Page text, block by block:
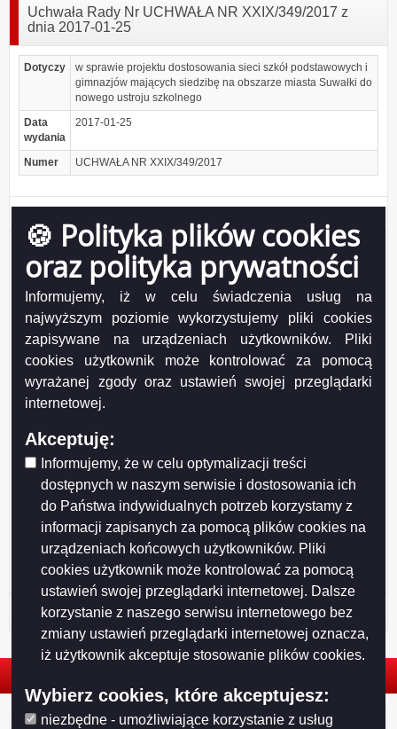
🍪 Polityka plików cookies
oraz polityka prywatności
Informujemy, iż w celu świadczenia usług na
najwyższym poziomie wykorzystujemy pliki cookies
zapisywane na urządzeniach użytkowników. Pliki
cookies użytkownik może kontrolować za pomocą
wyrażanej zgody oraz ustawień swojej przeglądarki
internetowej.
Akceptuję:
Informujemy, że w celu optymalizacji treści
dostępnych w naszym serwisie i dostosowania ich
do Państwa indywidualnych potrzeb korzystamy z
informacji zapisanych za pomocą plików cookies na
urządzeniach końcowych użytkowników. Pliki
cookies użytkownik może kontrolować za pomocą
ustawień swojej przeglądarki internetowej. Dalsze
korzystanie z naszego serwisu internetowego bez
zmiany ustawień przeglądarki internetowej oznacza,
iż użytkownik akceptuje stosowanie plików cookies.
Wybierz cookies, które akceptujesz:
niezbędne - umożliwiające korzystanie z usług
Uchwała Rady Nr UCHWAŁA NR XXIX/349/2017 z
dnia 2017-01-25
Dotyczy
w sprawie projektu dostosowania sieci szkół podstawowych i
gimnazjów mających siedzibę na obszarze miasta Suwałki do
nowego ustroju szkolnego
Data
wydania
2017-01-25
Numer UCHWAŁA NR XXIX/349/2017
załącznika
XXIX
349
2017
szkół.pdf
Udostępniający:Urząd Miejski w Suwałkach
Wytwarzający/odpowiadający:Elżbieta Polańska
Data wytworzenia:
2017-01-25
Wprowadzający:
Data modyfikacji:2017-02-06
Opublikował:
Elżbieta Polańska
Data publikacji:2017-02-06
Drukuj do PDF
Drukuj
Historia strony
© 2026. Urząd Miejski w Suwałkach. Wszystkie prawa zastrzeżone.